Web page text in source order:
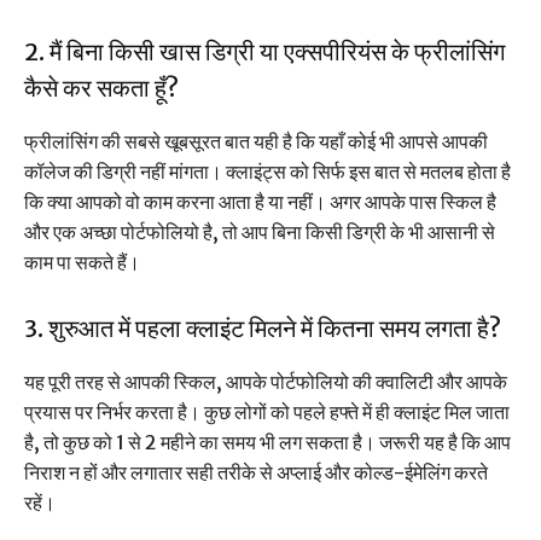
2. मैं बिना किसी खास डिग्री या एक्सपीरियंस के फ्रीलांसिंग
कैसे कर सकता हूँ?
फ्रीलांसिंग की सबसे खूबसूरत बात यही है कि यहाँ कोई भी आपसे आपकी
कॉलेज की डिग्री नहीं मांगता। क्लाइंट्स को सिर्फ इस बात से मतलब होता है
कि क्या आपको वो काम करना आता है या नहीं। अगर आपके पास स्किल है
और एक अच्छा पोर्टफोलियो है, तो आप बिना किसी डिग्री के भी आसानी से
काम पा सकते हैं।
3. शुरुआत में पहला क्लाइंट मिलने में कितना समय लगता है?
यह पूरी तरह से आपकी स्किल, आपके पोर्टफोलियो की क्वालिटी और आपके
प्रयास पर निर्भर करता है। कुछ लोगों को पहले हफ्ते में ही क्लाइंट मिल जाता
है, तो कुछ को 1 से 2 महीने का समय भी लग सकता है। जरूरी यह है कि आप
निराश न हों और लगातार सही तरीके से अप्लाई और कोल्ड-ईमेलिंग करते
रहें।